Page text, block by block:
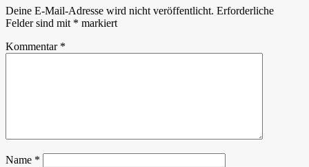
Deine E-Mail-Adresse wird nicht veröffentlicht. Erforderliche
Felder sind mit * markiert
Kommentar *
Name *